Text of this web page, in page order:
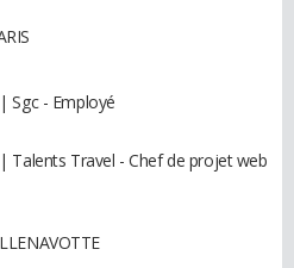
Sgc - Employé
Talents Travel - Chef de projet web